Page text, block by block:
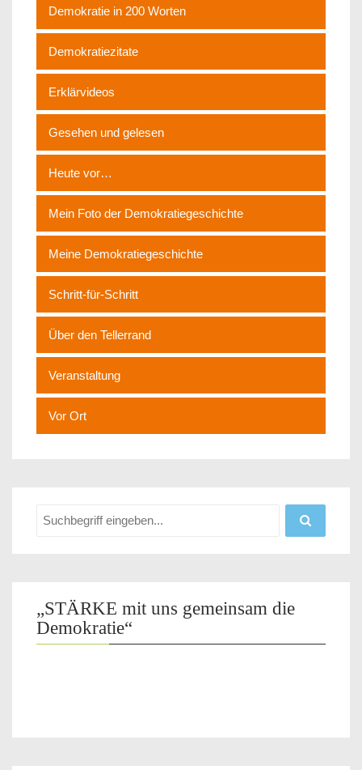
Demokratie in 200 Worten
Demokratiezitate
Erklärvideos
Gesehen und gelesen
Heute vor…
Mein Foto der Demokratiegeschichte
Meine Demokratiegeschichte
Schritt-für-Schritt
Über den Tellerrand
Veranstaltung
Vor Ort
„STÄRKE mit uns gemeinsam die
Demokratie“